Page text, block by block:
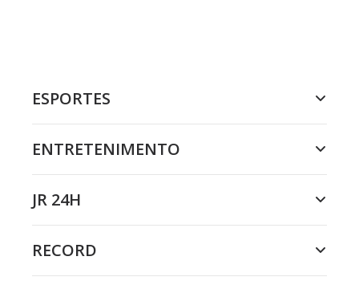
ESPORTES
ENTRETENIMENTO
JR 24H
RECORD